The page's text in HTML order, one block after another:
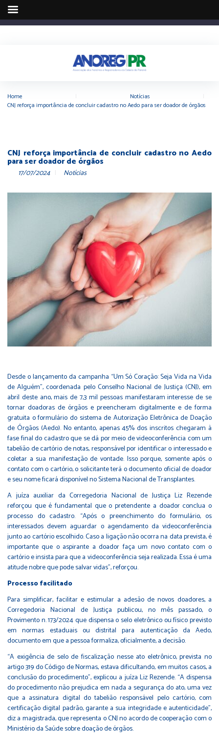
Home Notícias
CNJ reforça importância de concluir cadastro no Aedo para ser doador de órgãos
CNJ reforça importância de concluir cadastro no Aedo
para ser doador de órgãos
17/07/2024 Notícias
Desde o lançamento da campanha “Um Só Coração: Seja Vida na Vida
de Alguém”, coordenada pelo Conselho Nacional de Justiça (CNJ), em
abril deste ano, mais de 7,3 mil pessoas manifestaram interesse de se
tornar doadoras de órgãos e preencheram digitalmente e de forma
gratuita o formulário do sistema de Autorização Eletrônica de Doação
de Órgãos (Aedo). No entanto, apenas 45% dos inscritos chegaram à
fase final do cadastro que se dá por meio de videoconferência com um
tabelião de cartório de notas, responsável por identificar o interessado e
coletar a sua manifestação de vontade. Isso porque, somente após o
contato com o cartório, o solicitante terá o documento oficial de doador
e seu nome ficará disponível no Sistema Nacional de Transplantes.
A juíza auxiliar da Corregedoria Nacional de Justiça Liz Rezende
reforçou que é fundamental que o pretendente a doador conclua o
processo do cadastro. “Após o preenchimento do formulário, os
interessados devem aguardar o agendamento da videoconferência
junto ao cartório escolhido. Caso a ligação não ocorra na data prevista, é
importante que o aspirante a doador faça um novo contato com o
cartório e insista para que a videoconferência seja realizada. Essa é uma
atitude nobre que pode salvar vidas”, reforçou.
Processo facilitado
Para simplificar, facilitar e estimular a adesão de novos doadores, a
Corregedoria Nacional de Justiça publicou, no mês passado, o
Provimento n. 173/2024 que dispensa o selo eletrônico ou físico previsto
em normas estaduais ou distrital para autenticação da Aedo,
documento em que a pessoa formaliza, oficialmente, a decisão.
“A exigência de selo de fiscalização nesse ato eletrônico, prevista no
artigo 319 do Código de Normas, estava dificultando, em muitos casos, a
conclusão do procedimento”, explicou a juíza Liz Rezende. “A dispensa
do procedimento não prejudica em nada a segurança do ato, uma vez
que a assinatura digital do tabelião responsável pelo cartório, com
certificação digital padrão, garante a sua integridade e autenticidade”,
diz a magistrada, que representa o CNJ no acordo de cooperação com o
Ministério da Saúde sobre doação de órgãos.